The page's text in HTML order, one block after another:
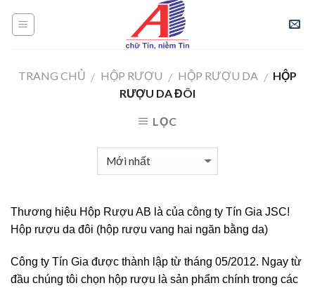
TRANG CHỦ / HỘP RƯỢU / HỘP RƯỢU DA / HỘP
RƯỢU DA ĐÔI
LỌC
Thương hiệu Hộp Rượu AB là của công ty Tín Gia JSC!
Hộp rượu da đôi (hộp rượu vang hai ngăn bằng da)
Công ty Tín Gia được thành lập từ tháng 05/2012. Ngay từ
đầu chúng tôi chọn hộp rượu là sản phẩm chính trong các